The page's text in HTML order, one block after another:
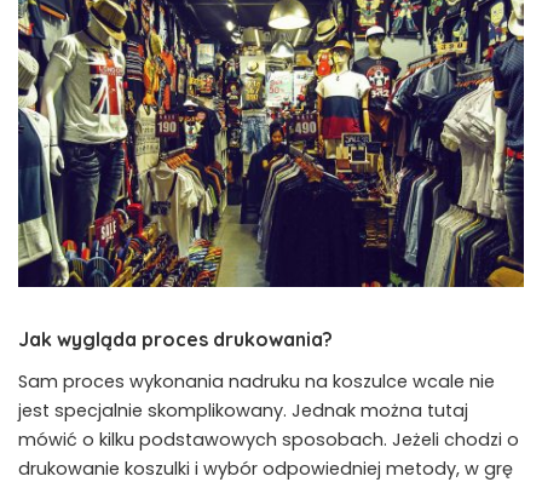
Jak wygląda proces drukowania?
Sam proces wykonania nadruku na koszulce wcale nie
jest specjalnie skomplikowany. Jednak można tutaj
mówić o kilku podstawowych sposobach. Jeżeli chodzi o
drukowanie koszulki i wybór odpowiedniej metody, w grę